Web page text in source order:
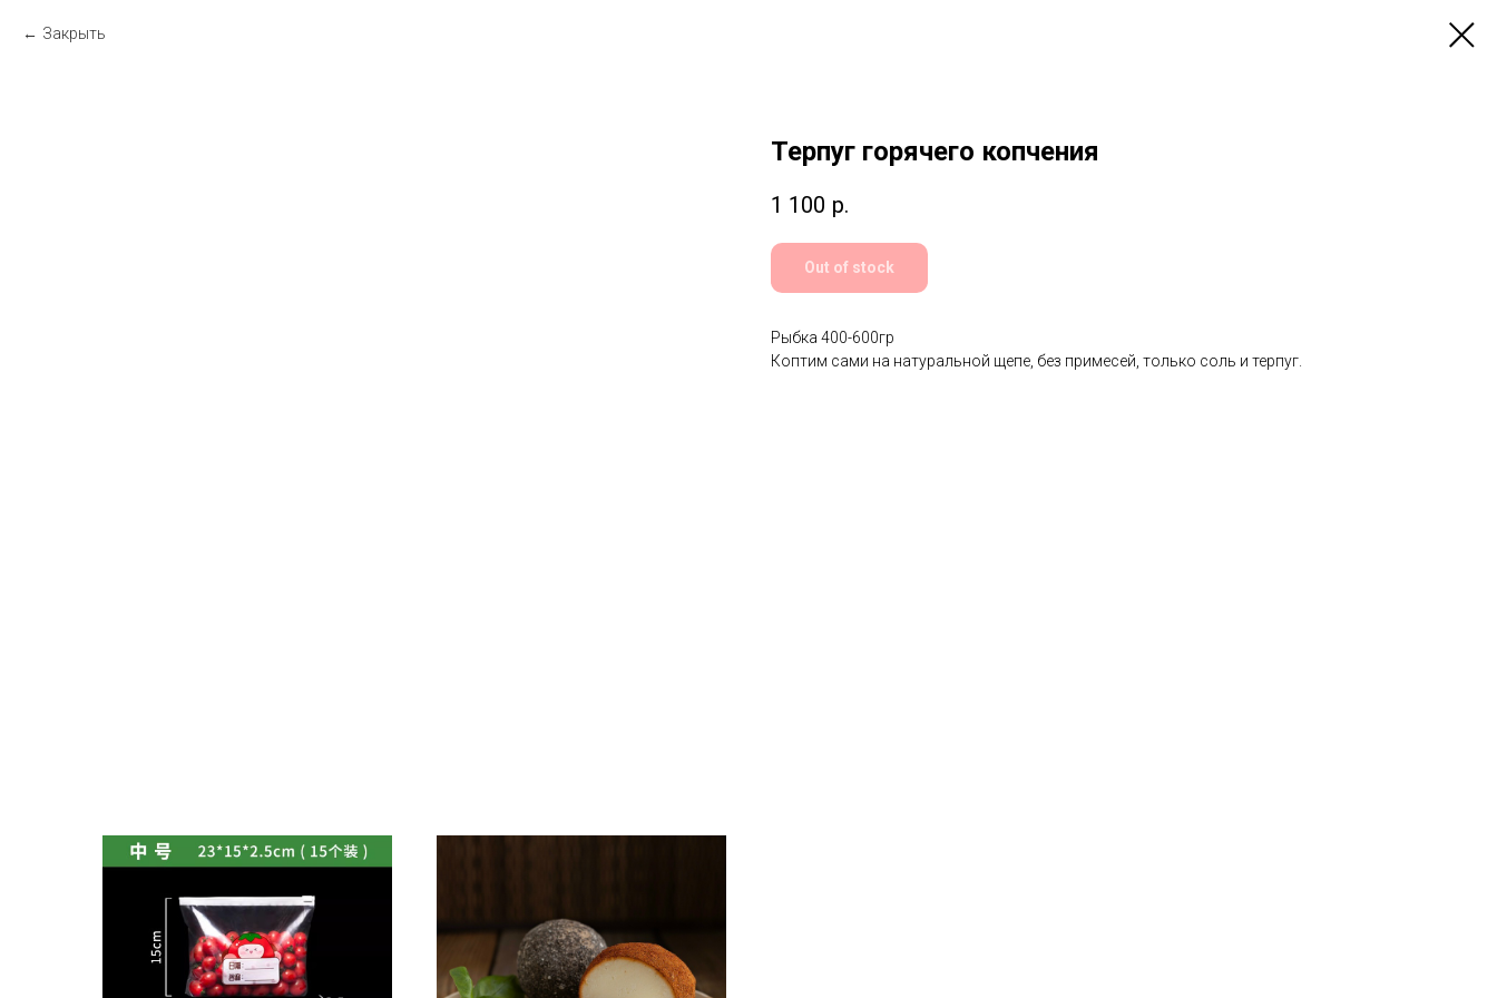
Закрыть
Терпуг горячего копчения
1 100 р.
Out of stock
Рыбка 400-600гр
Коптим сами на натуральной щепе, без примесей, только соль и терпуг.